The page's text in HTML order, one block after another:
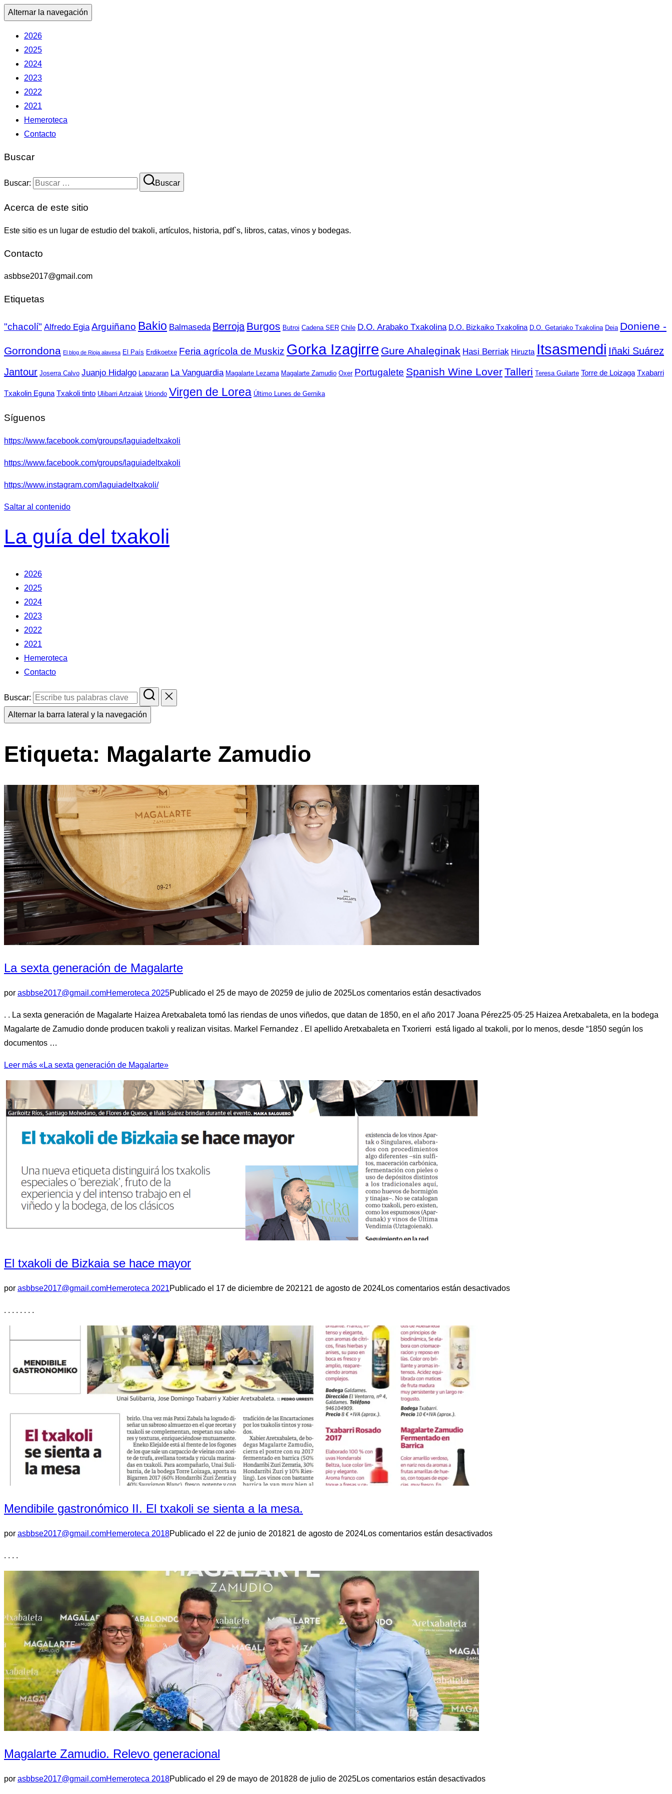
Alternar la navegación
2026
2025
2024
2023
2022
2021
Hemeroteca
Contacto
Buscar
Buscar: Buscar
Acerca de este sitio
Este sitio es un lugar de estudio del txakoli, artículos, historia, pdf`s, libros, catas, vinos y bodegas.
Contacto
asbbse2017@gmail.com
Etiquetas
"chacolí" Alfredo Egia Arguiñano Bakio Balmaseda Berroja Burgos Butroi Cadena SER Chile D.O. Arabako Txakolina D.O. Bizkaiko Txakolina D.O. Getariako Txakolina Deia Doniene -
Gorrondona El blog de Rioja alavesa El País Erdikoetxe Feria agrícola de Muskiz Gorka Izagirre Gure Ahaleginak Hasi Berriak Hiruzta Itsasmendi Iñaki Suárez
Jantour Joserra Calvo Juanjo Hidalgo Lapazaran La Vanguardia Magalarte Lezama Magalarte Zamudio Oxer Portugalete Spanish Wine LoverTalleri Teresa Guilarte Torre de Loizaga Txabarri
Txakolin Eguna Txakoli tinto Ulibarri Artzaiak Uriondo Virgen de Lorea Último Lunes de Gernika
Síguenos
https://www.facebook.com/groups/laguiadeltxakoli
https://www.facebook.com/groups/laguiadeltxakoli
https://www.instagram.com/laguiadeltxakoli/
Saltar al contenido
La guía del txakoli
2026
2025
2024
2023
2022
2021
Hemeroteca
Contacto
Buscar:
Alternar la barra lateral y la navegación
Etiqueta: Magalarte Zamudio
La sexta generación de Magalarte
por asbbse2017@gmail.comHemeroteca 2025Publicado el 25 de mayo de 20259 de julio de 2025Los comentarios están desactivados
. . La sexta generación de Magalarte Haizea Aretxabaleta tomó las riendas de unos viñedos, que datan de 1850, en el año 2017 Joana Pérez25·05·25 Haizea Aretxabaleta, en la bodega
Magalarte de Zamudio donde producen txakoli y realizan visitas. Markel Fernandez . El apellido Aretxabaleta en Txorierri está ligado al txakoli, por lo menos, desde “1850 según los
documentos …
Leer más «La sexta generación de Magalarte»
El txakoli de Bizkaia se hace mayor
por asbbse2017@gmail.comHemeroteca 2021Publicado el 17 de diciembre de 202121 de agosto de 2024Los comentarios están desactivados
. . . . . . . .
Mendibile gastronómico II. El txakoli se sienta a la mesa.
por asbbse2017@gmail.comHemeroteca 2018Publicado el 22 de junio de 201821 de agosto de 2024Los comentarios están desactivados
. . . .
Magalarte Zamudio. Relevo generacional
por asbbse2017@gmail.comHemeroteca 2018Publicado el 29 de mayo de 201828 de julio de 2025Los comentarios están desactivados